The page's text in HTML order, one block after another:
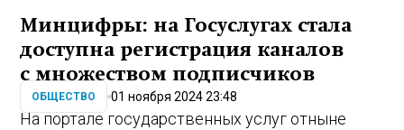
Минцифры: на Госуслугах стала
доступна регистрация каналов
с множеством подписчиков
ОБЩЕСТВО 01 ноября 2024 23:48
На портале государственных услуг отныне